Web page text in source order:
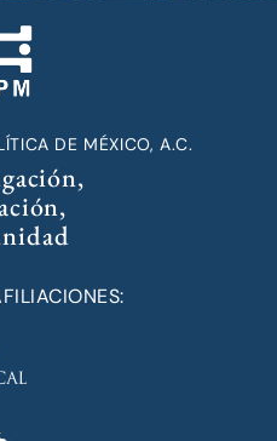
DE MÉXICO, A.C.